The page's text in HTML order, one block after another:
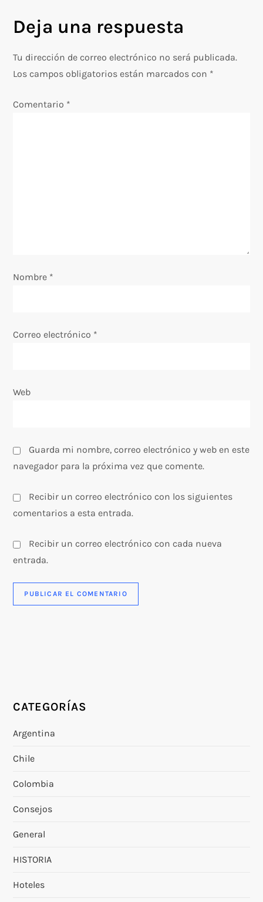
e
g
a
c
e
t
a
a
s
Deja una respuesta
Tu dirección de correo electrónico no será publicada.
Los campos obligatorios están marcados con *
Comentario *
Nombre *
Correo electrónico *
Web
Guarda mi nombre, correo electrónico y web en este
navegador para la próxima vez que comente.
Recibir un correo electrónico con los siguientes
comentarios a esta entrada.
Recibir un correo electrónico con cada nueva
entrada.
CATEGORÍAS
Argentina
Chile
Colombia
Consejos
General
HISTORIA
Hoteles